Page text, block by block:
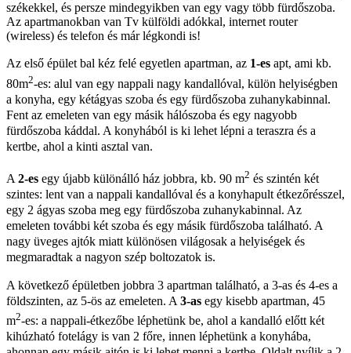
székekkel, és persze mindegyikben van egy vagy több fürdőszoba.
Az apartmanokban van Tv külföldi adókkal, internet router
(wireless) és telefon és már légkondi is!
Az első épület bal kéz felé egyetlen apartman, az 1-es apt, ami kb.
80m2-es: alul van egy nappali nagy kandallóval, külön helyiségben
a konyha, egy kétágyas szoba és egy fürdőszoba zuhanykabinnal.
Fent az emeleten van egy másik hálószoba és egy nagyobb
fürdőszoba káddal. A konyhából is ki lehet lépni a teraszra és a
kertbe, ahol a kinti asztal van.
A 2-es egy újabb különálló ház jobbra, kb. 90 m2 és szintén két
szintes: lent van a nappali kandallóval és a konyhapult étkezőrésszel,
egy 2 ágyas szoba meg egy fürdőszoba zuhanykabinnal. Az
emeleten további két szoba és egy másik fürdőszoba található. A
nagy üveges ajtók miatt különösen világosak a helyiségek és
megmaradtak a nagyon szép boltozatok is.
A következő épületben jobbra 3 apartman található, a 3-as és 4-es a
földszinten, az 5-ös az emeleten. A 3-as egy kisebb apartman, 45
m2-es: a nappali-étkezőbe léphetünk be, ahol a kandalló előtt két
kihúzható fotelágy is van 2 főre, innen léphetünk a konyhába,